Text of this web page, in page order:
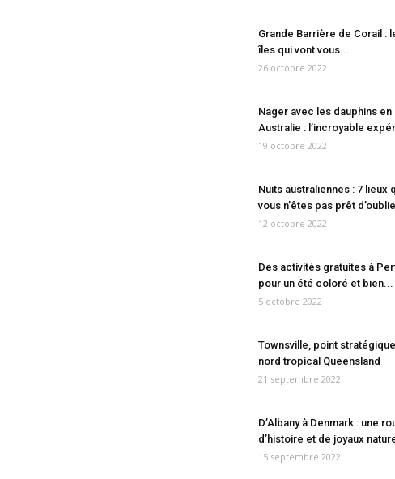
Grande Barrière de Corail :
îles qui vont vous...
26 octobre 2022
Nager avec les dauphins en
Australie : l’incroyable
19 octobre 2022
Nuits australiennes : 7 lieux
vous n’êtes pas prêt
12 octobre 2022
Des activités gratuites à
pour un été coloré et bien...
5 octobre 2022
Townsville, point
nord tropical Queensland
21 septembre 2022
D’Albany à Denmark : une
d’histoire et de joyaux
15 septembre 2022